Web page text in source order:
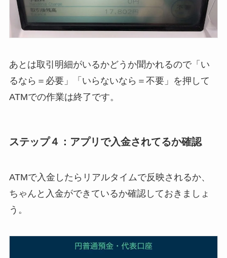
あとは取引明細がいるかどうか聞かれるので「い
るなら＝必要」「いらないなら＝不要」を押して
ATMでの作業は終了です。
ステップ４：アプリで入金されてるか確認
ATMで入金したらリアルタイムで反映されるか、
ちゃんと入金ができているか確認しておきましょ
う。